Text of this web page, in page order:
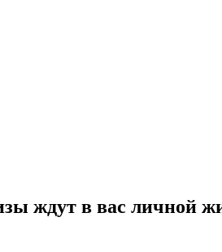
ждут в вас личной